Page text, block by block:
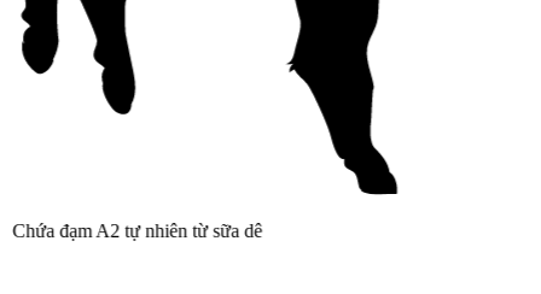
Chứa đạm A2 tự nhiên từ sữa dê